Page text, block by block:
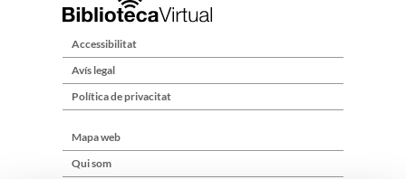
Accessibilitat
Avís legal
Política de privacitat
Mapa web
Qui som